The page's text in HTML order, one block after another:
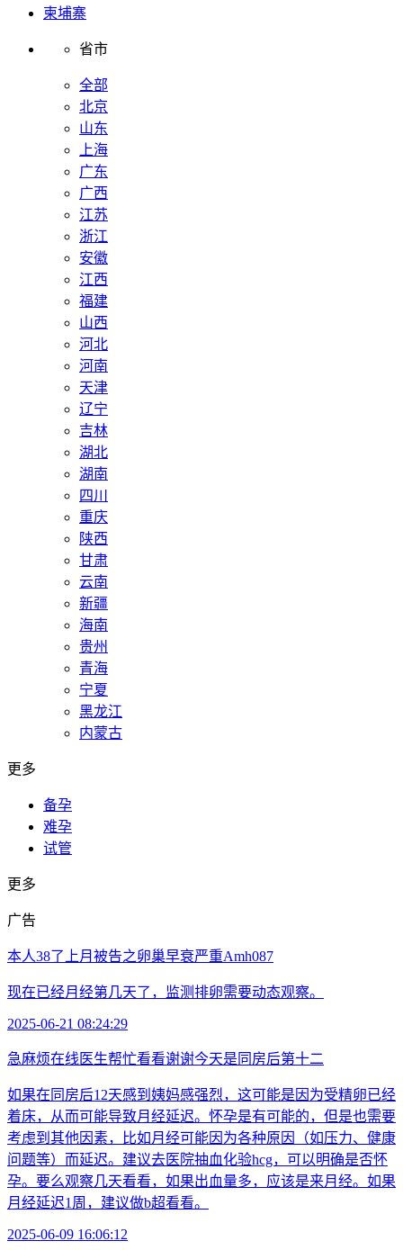
柬埔寨
省市
全部
北京
山东
上海
广东
广西
江苏
浙江
安徽
江西
福建
山西
河北
河南
天津
辽宁
吉林
湖北
湖南
四川
重庆
陕西
甘肃
云南
新疆
海南
贵州
青海
宁夏
黑龙江
内蒙古
更多
备孕
难孕
试管
更多
广告
本人38了上月被告之卵巢早衰严重Amh087
现在已经月经第几天了，监测排卵需要动态观察。
2025-06-21 08:24:29
急麻烦在线医生帮忙看看谢谢今天是同房后第十二
如果在同房后12天感到姨妈感强烈，这可能是因为受精卵已经
着床，从而可能导致月经延迟。怀孕是有可能的，但是也需要
考虑到其他因素，比如月经可能因为各种原因（如压力、健康
问题等）而延迟。建议去医院抽血化验hcg，可以明确是否怀
孕。要么观察几天看看，如果出血量多，应该是来月经。如果
月经延迟1周，建议做b超看看。
2025-06-09 16:06:12